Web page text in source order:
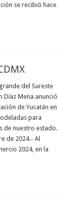
se recibió hace
del Sureste
Díaz Mena anunció
de Yucatán en
para
de nuestro estado.
de 2024.- Al
2024, en la